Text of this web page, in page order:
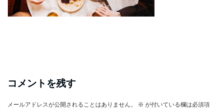
コメントを残す
メールアドレスが公開されることはありません。 ※ が付いている欄は必須項